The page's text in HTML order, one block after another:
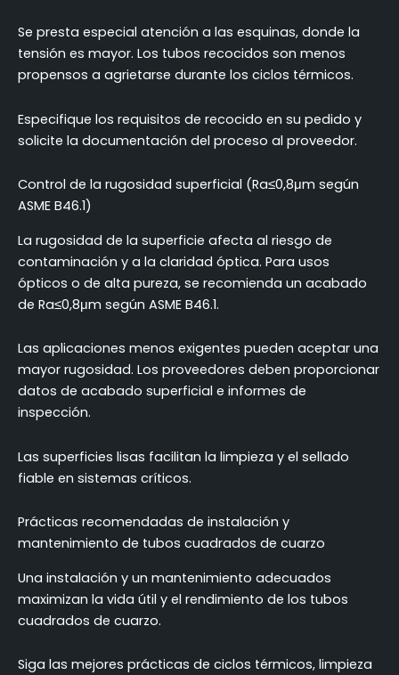
Se presta especial atención a las esquinas, donde la
tensión es mayor. Los tubos recocidos son menos
propensos a agrietarse durante los ciclos térmicos.
Especifique los requisitos de recocido en su pedido y
solicite la documentación del proceso al proveedor.
Control de la rugosidad superficial (Ra≤0,8μm según
ASME B46.1)
La rugosidad de la superficie afecta al riesgo de
contaminación y a la claridad óptica. Para usos
ópticos o de alta pureza, se recomienda un acabado
de Ra≤0,8μm según ASME B46.1.
Las aplicaciones menos exigentes pueden aceptar una
mayor rugosidad. Los proveedores deben proporcionar
datos de acabado superficial e informes de
inspección.
Las superficies lisas facilitan la limpieza y el sellado
fiable en sistemas críticos.
Prácticas recomendadas de instalación y
mantenimiento de tubos cuadrados de cuarzo
Una instalación y un mantenimiento adecuados
maximizan la vida útil y el rendimiento de los tubos
cuadrados de cuarzo.
Siga las mejores prácticas de ciclos térmicos, limpieza